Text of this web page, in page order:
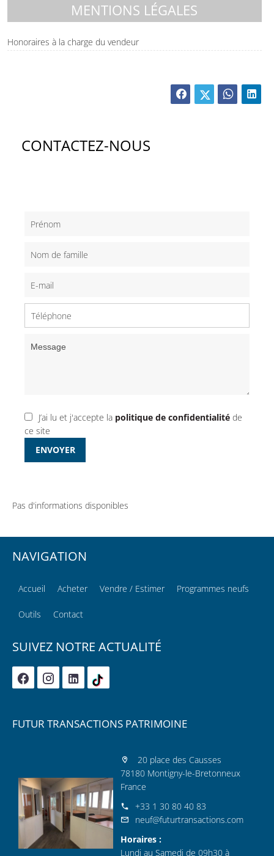
MENTIONS LÉGALES
Honoraires à la charge du vendeur
CONTACTEZ-NOUS
J’ai lu et j'accepte la politique de confidentialité de
ce site
ENVOYER
Pas d'informations disponibles
NAVIGATION
Accueil Acheter Vendre / Estimer Programmes neufs
Outils Contact
SUIVEZ NOTRE ACTUALITÉ
FUTUR TRANSACTIONS PATRIMOINE
20 place des Causses
78180 Montigny-le-Bretonneux
France
+33 1 30 80 40 83
neuf@futurtransactions.com
Horaires :
Lundi au Samedi de 09h30 à